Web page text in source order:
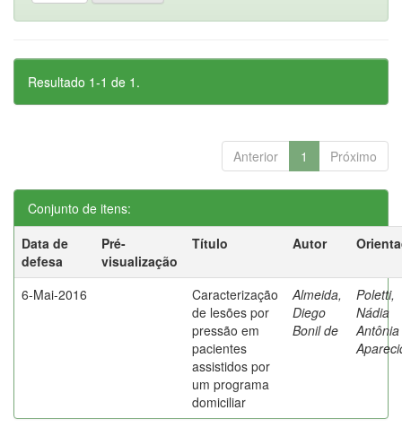
Resultado 1-1 de 1.
Anterior 1 Próximo
Conjunto de itens:
Data de
defesa
Pré-
visualização
Título Autor
6-Mai-2016
Caracterização
de lesões por
pressão em
pacientes
assistidos por
um programa
domiciliar
Almeida,
Diego
Bonil de
Poletti,
Nádia
Antônia